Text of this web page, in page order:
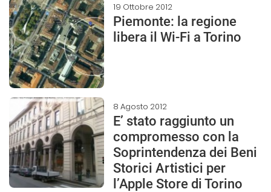
19 Ottobre 2012
Piemonte: la regione
libera il Wi-Fi a Torino
8 Agosto 2012
E’ stato raggiunto un
compromesso con la
Soprintendenza dei Beni
Storici Artistici per
l’Apple Store di Torino